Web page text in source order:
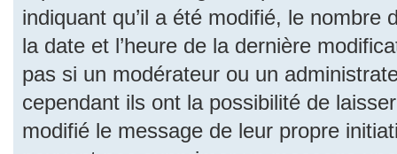
indiquant qu’il a été modifié, le nombre
la date et l’heure de la dernière
pas si un modérateur ou un
cependant ils ont la possibilité de
modifié le message de leur propre